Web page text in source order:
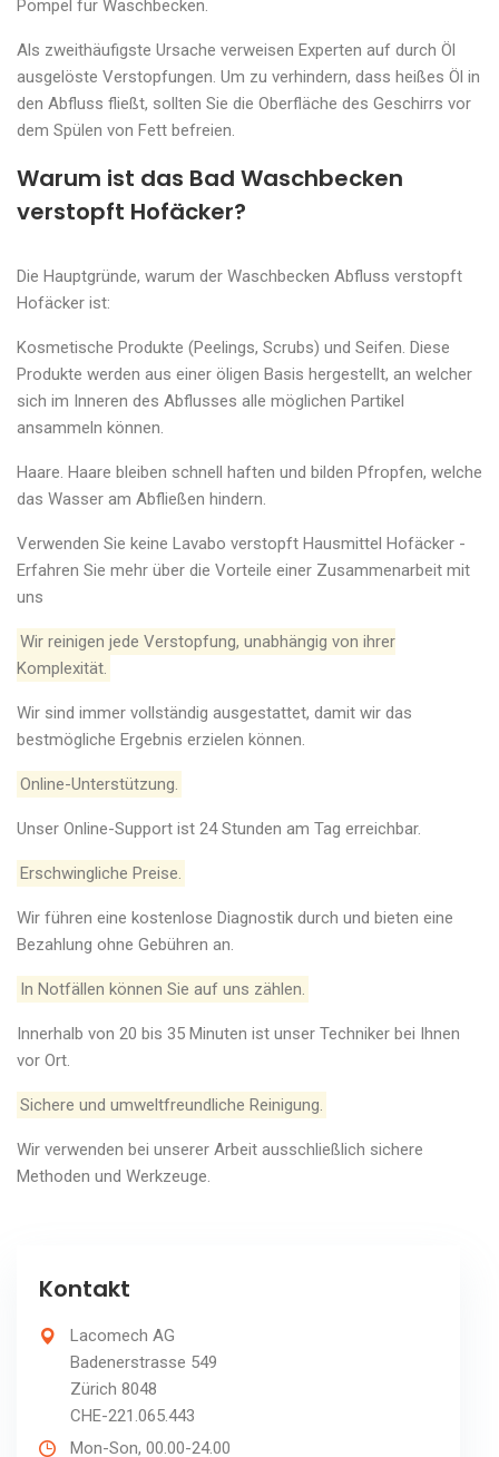
Pömpel für Waschbecken.
Als zweithäufigste Ursache verweisen Experten auf durch Öl
ausgelöste Verstopfungen. Um zu verhindern, dass heißes Öl in
den Abfluss fließt, sollten Sie die Oberfläche des Geschirrs vor
dem Spülen von Fett befreien.
Warum ist das Bad Waschbecken
verstopft Hofäcker?
Die Hauptgründe, warum der Waschbecken Abfluss verstopft
Hofäcker ist:
Kosmetische Produkte (Peelings, Scrubs) und Seifen. Diese
Produkte werden aus einer öligen Basis hergestellt, an welcher
sich im Inneren des Abflusses alle möglichen Partikel
ansammeln können.
Haare. Haare bleiben schnell haften und bilden Pfropfen, welche
das Wasser am Abfließen hindern.
Verwenden Sie keine Lavabo verstopft Hausmittel Hofäcker -
Erfahren Sie mehr über die Vorteile einer Zusammenarbeit mit
uns
Wir reinigen jede Verstopfung, unabhängig von ihrer
Komplexität.
Wir sind immer vollständig ausgestattet, damit wir das
bestmögliche Ergebnis erzielen können.
Online-Unterstützung.
Unser Online-Support ist 24 Stunden am Tag erreichbar.
Erschwingliche Preise.
Wir führen eine kostenlose Diagnostik durch und bieten eine
Bezahlung ohne Gebühren an.
In Notfällen können Sie auf uns zählen.
Innerhalb von 20 bis 35 Minuten ist unser Techniker bei Ihnen
vor Ort.
Sichere und umweltfreundliche Reinigung.
Wir verwenden bei unserer Arbeit ausschließlich sichere
Methoden und Werkzeuge.
Kontakt
Lacomech AG
Badenerstrasse 549
Zürich 8048
CHE-221.065.443
Mon-Son, 00.00-24.00